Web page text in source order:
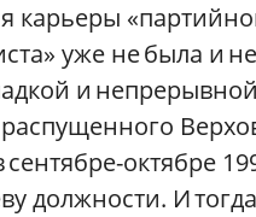
карьеры
уже не была и
и
распущенного
сентябре-октябре
должности. И